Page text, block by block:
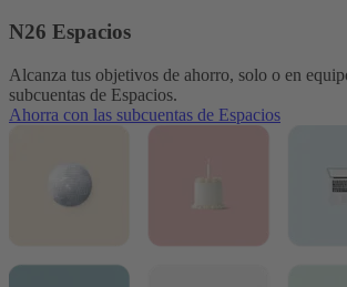
N26 Espacios
Alcanza tus objetivos de ahorro, solo o en
subcuentas de Espacios.
Ahorra con las subcuentas de Espacios